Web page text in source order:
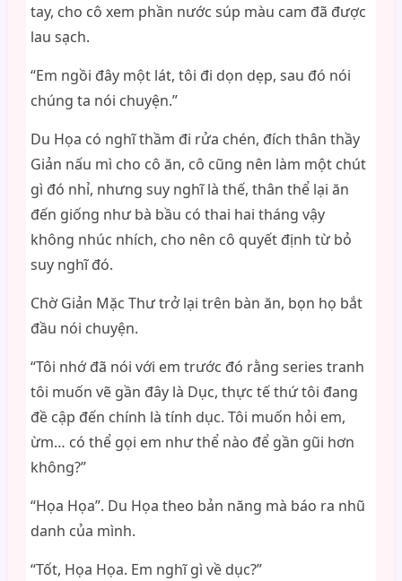
tay, cho cô xem phần nước súp màu cam đã được
lau sạch.
“Em ngồi đây một lát, tôi đi dọn dẹp, sau đó nói
chúng ta nói chuyện.”
Du Họa có nghĩ thầm đi rửa chén, đích thân thầy
Giản nấu mì cho cô ăn, cô cũng nên làm một chút
gì đó nhỉ, nhưng suy nghĩ là thế, thân thể lại ăn
đến giống như bà bầu có thai hai tháng vậy
không nhúc nhích, cho nên cô quyết định từ bỏ
suy nghĩ đó.
Chờ Giản Mặc Thư trở lại trên bàn ăn, bọn họ bắt
đầu nói chuyện.
“Tôi nhớ đã nói với em trước đó rằng series tranh
tôi muốn vẽ gần đây là Dục, thực tế thứ tôi đang
đề cập đến chính là tính dục. Tôi muốn hỏi em,
ừm… có thể gọi em như thể nào để gần gũi hơn
không?”
“Họa Họa”. Du Họa theo bản năng mà báo ra nhũ
danh của mình.
“Tốt, Họa Họa. Em nghĩ gì về dục?”